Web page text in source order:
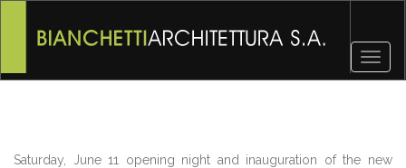
Saturday, June 11 opening night and inauguration of the new